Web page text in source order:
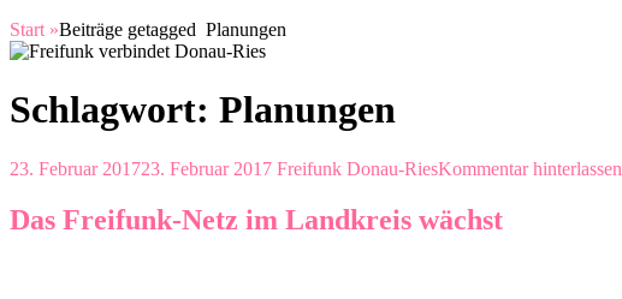
Start »Beiträge getagged Planungen
Schlagwort: Planungen
23. Februar 201723. Februar 2017 Freifunk Donau-RiesKommentar hinterlassen
Das Freifunk-Netz im Landkreis wächst